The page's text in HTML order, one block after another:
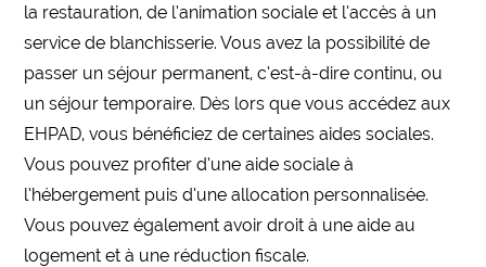
la restauration, de l’animation sociale et l’accès à un
service de blanchisserie. Vous avez la possibilité de
passer un séjour permanent, c’est-à-dire continu, ou
un séjour temporaire. Dès lors que vous accédez aux
EHPAD, vous bénéficiez de certaines aides sociales.
Vous pouvez profiter d’une aide sociale à
l’hébergement puis d’une allocation personnalisée.
Vous pouvez également avoir droit à une aide au
logement et à une réduction fiscale.